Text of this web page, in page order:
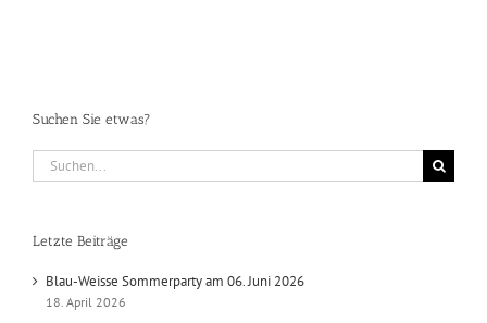
Suchen Sie etwas?
Suche
nach:
Letzte Beiträge
Blau-Weisse Sommerparty am 06. Juni 2026
18. April 2026